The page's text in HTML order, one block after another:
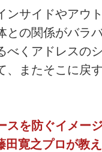
サイドやアウ
との関係がバラ
べくアドレスの
、またそこに戻
スを防ぐイメー
田寛之プロが教